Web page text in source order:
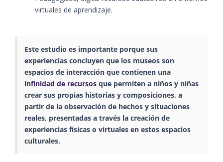
virtuales de aprendizaje.
Este estudio es importante porque sus
experiencias concluyen que los museos son
espacios de interacción que contienen una
infinidad de recursos que permiten a niños y niñas
crear sus propias historias y composiciones, a
partir de la observación de hechos y situaciones
reales, presentadas a través la creación de
experiencias físicas o virtuales en estos espacios
culturales.